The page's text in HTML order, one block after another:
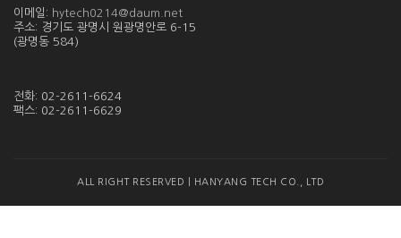
이메일: hytech0214@daum.net
주소: 경기도 광명시 원광명안로 6-15
(광명동 584)
전화: 02-2611-6624
팩스: 02-2611-6629
ALL RIGHT RESERVED | HANYANG TECH CO., LTD